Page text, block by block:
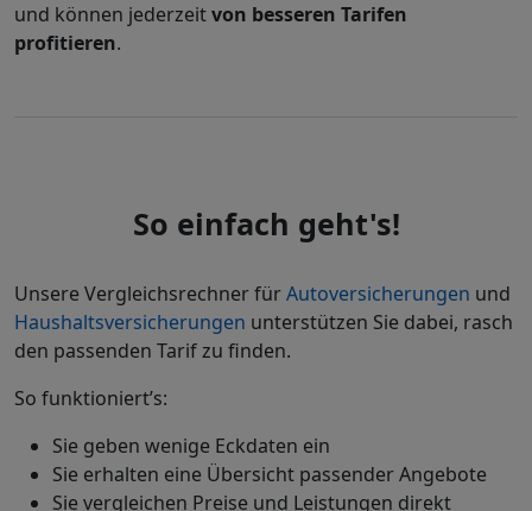
und können jederzeitvon besseren Tarifen
profitieren.
So einfach geht's!
Unsere Vergleichsrechner fürAutoversicherungen und
Haushaltsversicherungen unterstützen Sie dabei, rasch
den passenden Tarif zu finden.
So funktioniert’s:
Sie geben wenige Eckdaten ein
Sie erhalten eine Übersicht passender Angebote
Sie vergleichen Preise und Leistungen direkt